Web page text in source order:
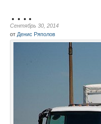
….
Сентябрь 30, 2014
от Денис Ряполов